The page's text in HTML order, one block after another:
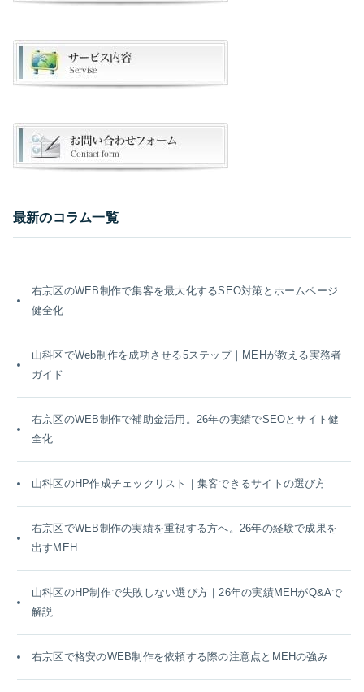
最新のコラム一覧
右京区のWEB制作で集客を最大化するSEO対策とホームページ
健全化
山科区でWeb制作を成功させる5ステップ｜MEHが教える実務者
ガイド
右京区のWEB制作で補助金活用。26年の実績でSEOとサイト健
全化
山科区のHP作成チェックリスト｜集客できるサイトの選び方
右京区でWEB制作の実績を重視する方へ。26年の経験で成果を
出すMEH
山科区のHP制作で失敗しない選び方｜26年の実績MEHがQ&Aで
解説
右京区で格安のWEB制作を依頼する際の注意点とMEHの強み